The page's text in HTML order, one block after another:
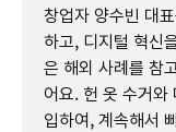
창업자 양수빈 대
하고, 디지털 혁신
은 해외 사례를 참
어요. 헌 옷 수거와
입하여, 계속해서